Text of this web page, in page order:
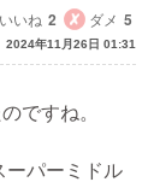
いいね 2 ダメ 5
2024年11月26日 01:31
ですね。
ーパーミドル